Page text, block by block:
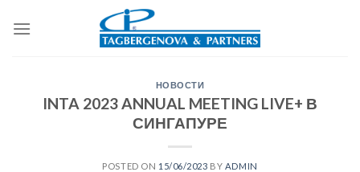
НОВОСТИ
INTA 2023 ANNUAL MEETING LIVE+ В
СИНГАПУРЕ
POSTED ON 15/06/2023 BY ADMIN